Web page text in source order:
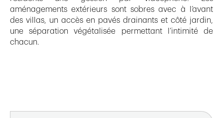
aménagements extérieurs sont sobres avec à l’avant
des villas, un accès en pavés drainants et côté jardin,
une séparation végétalisée permettant l’intimité de
chacun.